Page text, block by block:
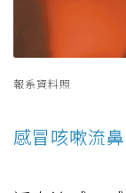
報系資料照
感冒咳嗽流